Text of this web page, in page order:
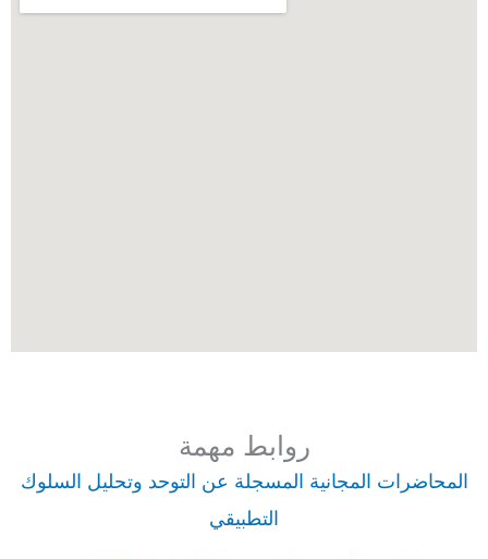
روابط مهمة
المحاضرات المجانية المسجلة عن التوحد وتحليل السلوك
التطبيقي